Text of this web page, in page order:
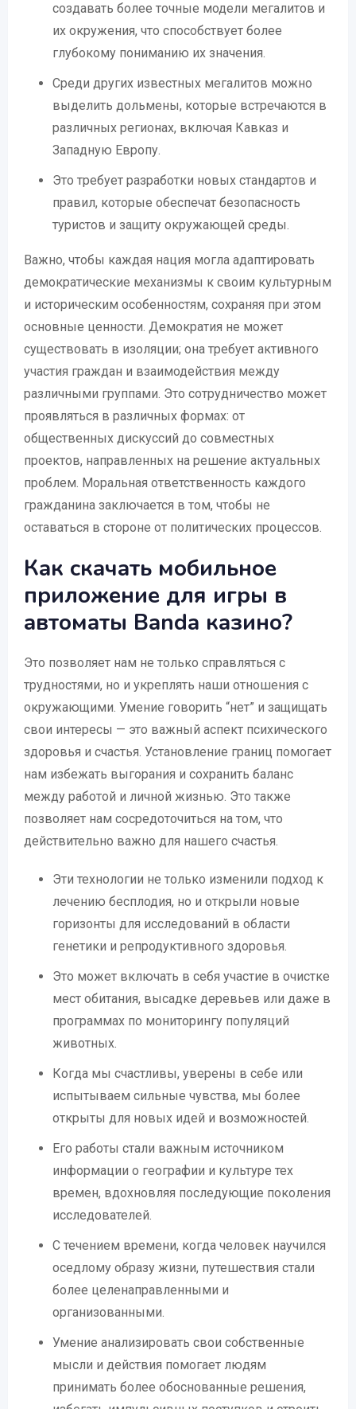
создавать более точные модели мегалитов и
их окружения, что способствует более
глубокому пониманию их значения.
Среди других известных мегалитов можно
выделить дольмены, которые встречаются в
различных регионах, включая Кавказ и
Западную Европу.
Это требует разработки новых стандартов и
правил, которые обеспечат безопасность
туристов и защиту окружающей среды.
Важно, чтобы каждая нация могла адаптировать
демократические механизмы к своим культурным
и историческим особенностям, сохраняя при этом
основные ценности. Демократия не может
существовать в изоляции; она требует активного
участия граждан и взаимодействия между
различными группами. Это сотрудничество может
проявляться в различных формах: от
общественных дискуссий до совместных
проектов, направленных на решение актуальных
проблем. Моральная ответственность каждого
гражданина заключается в том, чтобы не
оставаться в стороне от политических процессов.
Как скачать мобильное
приложение для игры в
автоматы Banda казино?
Это позволяет нам не только справляться с
трудностями, но и укреплять наши отношения с
окружающими. Умение говорить “нет” и защищать
свои интересы — это важный аспект психического
здоровья и счастья. Установление границ помогает
нам избежать выгорания и сохранить баланс
между работой и личной жизнью. Это также
позволяет нам сосредоточиться на том, что
действительно важно для нашего счастья.
Эти технологии не только изменили подход к
лечению бесплодия, но и открыли новые
горизонты для исследований в области
генетики и репродуктивного здоровья.
Это может включать в себя участие в очистке
мест обитания, высадке деревьев или даже в
программах по мониторингу популяций
животных.
Когда мы счастливы, уверены в себе или
испытываем сильные чувства, мы более
открыты для новых идей и возможностей.
Его работы стали важным источником
информации о географии и культуре тех
времен, вдохновляя последующие поколения
исследователей.
С течением времени, когда человек научился
оседлому образу жизни, путешествия стали
более целенаправленными и
организованными.
Умение анализировать свои собственные
мысли и действия помогает людям
принимать более обоснованные решения,